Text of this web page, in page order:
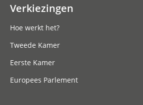
Verkiezingen
Hoe werkt het?
Tweede Kamer
Eerste Kamer
Europees Parlement